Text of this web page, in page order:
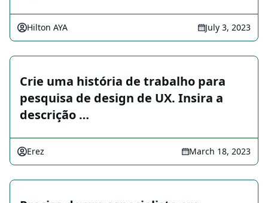
Hilton AYA July 3, 2023
Crie uma história de trabalho para
pesquisa de design de UX. Insira a
descrição …
Erez March 18, 2023